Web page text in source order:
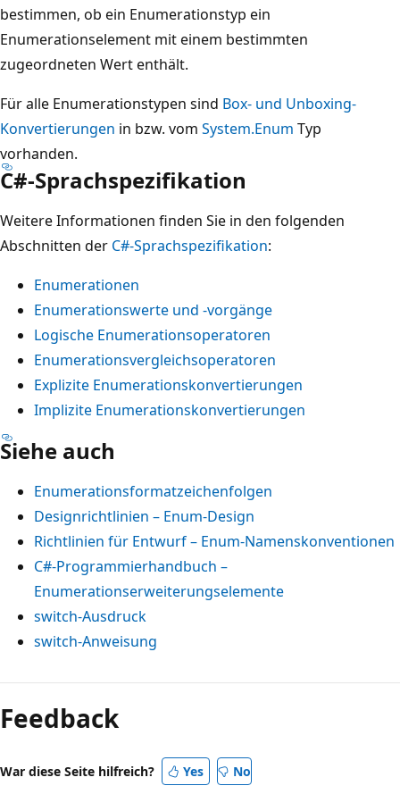
bestimmen, ob ein Enumerationstyp ein
Enumerationselement mit einem bestimmten
zugeordneten Wert enthält.
Für alle Enumerationstypen sind Box- und Unboxing-
Konvertierungen in bzw. vom System.Enum Typ
vorhanden.
C#-Sprachspezifikation
Weitere Informationen finden Sie in den folgenden
Abschnitten der C#-Sprachspezifikation:
Enumerationen
Enumerationswerte und -vorgänge
Logische Enumerationsoperatoren
Enumerationsvergleichsoperatoren
Explizite Enumerationskonvertierungen
Implizite Enumerationskonvertierungen
Siehe auch
Enumerationsformatzeichenfolgen
Designrichtlinien – Enum-Design
Richtlinien für Entwurf – Enum-Namenskonventionen
C#-Programmierhandbuch –
Enumerationserweiterungselemente
switch-Ausdruck
switch-Anweisung
Feedback
War diese Seite hilfreich? Yes No